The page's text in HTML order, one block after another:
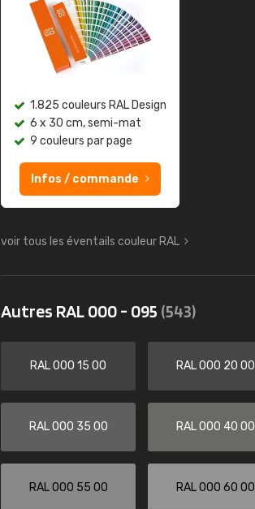
1.825 couleurs RAL Design
6 x 30 cm, semi-mat
9 couleurs par page
Infos / commande
voir tous les éventails couleur RAL
Autres RAL 000 - 095 (543)
RAL 000 15 00 RAL 000 20 00
RAL 000 35 00 RAL 000 40 00
RAL 000 55 00 RAL 000 60 00